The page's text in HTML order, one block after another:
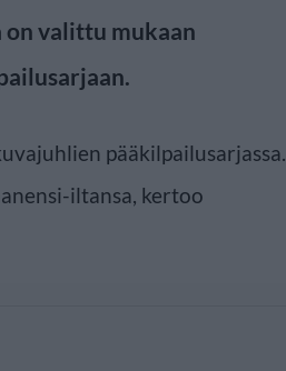
on valittu mukaan
pääkilpailusarjassa.
iltansa, kertoo